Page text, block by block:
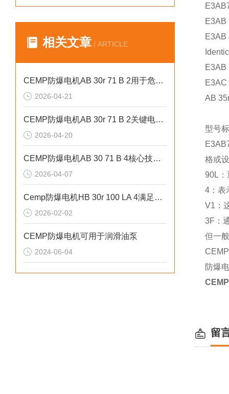
相关文章 / ARTICLE
CEMP防爆电机AB 30r 71 B 2用于危险环境化工供液系统
2026-04-21
CEMP防爆电机AB 30r 71 B 2关键电气与机械参数
2026-04-20
CEMP防爆电机AB 30 71 B 4核心技术优势
2026-04-07
Cemp防爆电机HB 30r 100 LA 4满足矿山、粮食加工等粉尘防爆场景
2026-02-02
CEMP防爆电机可用于润滑油泵
2024-06-04
E3AB
E3AB
E3AB
E3AC
AB
型号
格或
90L：
4：表
V1：
3F：
但一
防爆
留